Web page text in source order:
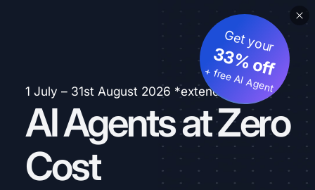
1 July – 31st August 2026 *extended
AI Agents at Zero
Cost
Get your
33% off
+ free AI Agent